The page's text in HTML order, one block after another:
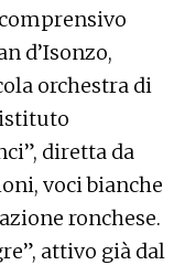
d’Isonzo,
orchestra di
diretta da
voci bianche
ronchese.
attivo già dal